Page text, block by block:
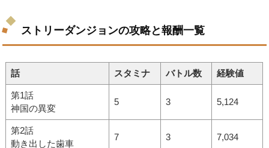
ストリーダンジョンの攻略と報酬一覧
話 スタミナ バトル数 経験値
第1話
神国の異変
5 3 5,124
第2話
動き出した歯車
7 3 7,034